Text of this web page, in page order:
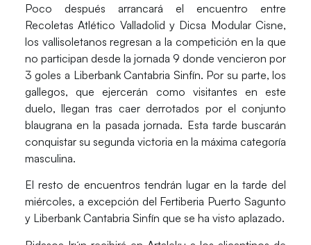
Poco después arrancará el encuentro entre
Recoletas Atlético Valladolid y Dicsa Modular Cisne,
los vallisoletanos regresan a la competición en la que
no participan desde la jornada 9 donde vencieron por
3 goles a Liberbank Cantabria Sinfín. Por su parte, los
gallegos, que ejercerán como visitantes en este
duelo, llegan tras caer derrotados por el conjunto
blaugrana en la pasada jornada. Esta tarde buscarán
conquistar su segunda victoria en la máxima categoría
masculina.
El resto de encuentros tendrán lugar en la tarde del
miércoles, a excepción del Fertiberia Puerto Sagunto
y Liberbank Cantabria Sinfín que se ha visto aplazado.